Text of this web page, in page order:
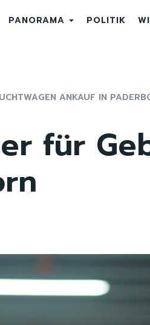
PANORAMA POLITIK
ANKAUF IN
für